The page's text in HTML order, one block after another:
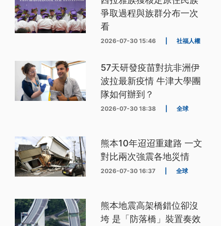
爭取過程與族群分布一次
看
2026-07-30 15:46 社福人權
57天研發疫苗對抗非洲伊
波拉最新疫情 牛津大學團
隊如何辦到？
2026-07-30 18:38 全球
熊本10年迢迢重建路 一文
對比兩次強震各地災情
2026-07-30 16:37 全球
熊本地震高架橋錯位卻沒
垮 是「防落橋」裝置奏效